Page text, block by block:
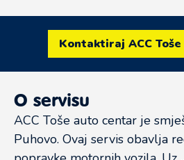
Kontaktiraj ACC
O servisu
ACC Toše auto centar je
Puhovo. Ovaj servis obavlja